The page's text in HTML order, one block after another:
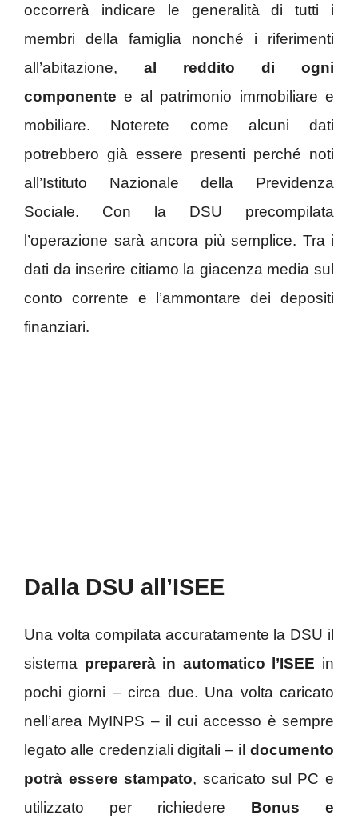
occorrerà indicare le generalità di tutti i
membri della famiglia nonché i riferimenti
all’abitazione, al reddito di ogni
componente e al patrimonio immobiliare e
mobiliare. Noterete come alcuni dati
potrebbero già essere presenti perché noti
all’Istituto Nazionale della Previdenza
Sociale. Con la DSU precompilata
l’operazione sarà ancora più semplice. Tra i
dati da inserire citiamo la giacenza media sul
conto corrente e l’ammontare dei depositi
finanziari.
Dalla DSU all’ISEE
Una volta compilata accuratamente la DSU il
sistema preparerà in automatico l’ISEE in
pochi giorni – circa due. Una volta caricato
nell’area MyINPS – il cui accesso è sempre
legato alle credenziali digitali – il documento
potrà essere stampato, scaricato sul PC e
utilizzato per richiedere Bonus e